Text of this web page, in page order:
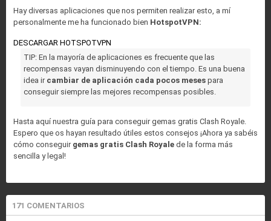
Hay diversas aplicaciones que nos permiten realizar esto, a mí
personalmente me ha funcionado bien HotspotVPN:
DESCARGAR HOTSPOTVPN
TIP: En la mayoría de aplicaciones es frecuente que las
recompensas vayan disminuyendo con el tiempo. Es una buena
idea ir cambiar de aplicación cada pocos meses para
conseguir siempre las mejores recompensas posibles.
Hasta aquí nuestra guía para conseguir gemas gratis Clash Royale.
Espero que os hayan resultado útiles estos consejos ¡Ahora ya sabéis
cómo conseguir gemas gratis Clash Royale de la forma más
sencilla y legal!
171 COMENTARIOS